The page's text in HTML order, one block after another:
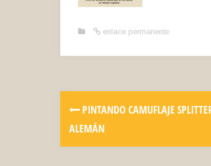
enlace permanente
PINTANDO CAMUFLAJE
ALEMÁN